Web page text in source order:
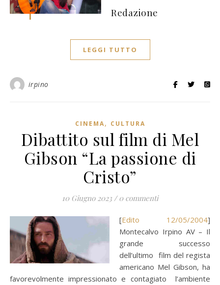
Redazione
LEGGI TUTTO
irpino
CINEMA, CULTURA
Dibattito sul film di Mel
Gibson “La passione di
Cristo”
10 Giugno 2023 / 0 commenti
[ Edito 12/05/2004]
Montecalvo Irpino AV – Il
grande successo
dell’ultimo film del regista
americano Mel Gibson, ha
favorevolmente impressionato e contagiato l’ambiente